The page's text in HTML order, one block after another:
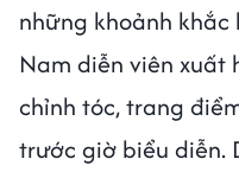
những khoảnh
Nam diễn viên xuất
chỉnh tóc, trang
trước giờ biểu diễn.